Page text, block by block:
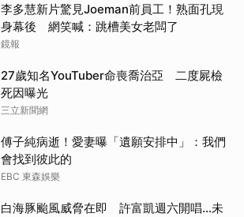
李多慧新片驚見Joeman前員工！熟面孔現
身幕後 網笑喊：跳槽美女老闆了
鏡報
27歲知名YouTuber命喪喬治亞 二度屍檢
死因曝光
三立新聞網
傅子純病逝！愛妻曝「遺願安排中」：我們
會找到彼此的
EBC 東森娛樂
白海豚颱風威脅在即 許富凱週六開唱...未